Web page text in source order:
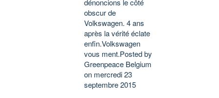
dénoncions le côté
obscur de
Volkswagen. 4 ans
après la vérité éclate
enfin.Volkswagen
vous ment.Posted by
Greenpeace Belgium
on mercredi 23
septembre 2015